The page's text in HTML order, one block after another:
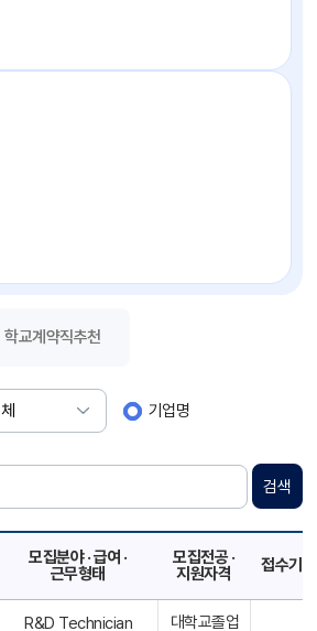
학교계약직추천
기업명
모집분야 · 급여 ·
근무형태
모집전공 ·
지원자격
접수기한
R&D Technician
대학교졸업